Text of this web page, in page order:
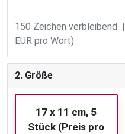
150 Zeichen verbleibend |
EUR pro Wort)
2. Größe
17 x 11 cm, 5
Stück (Preis pro